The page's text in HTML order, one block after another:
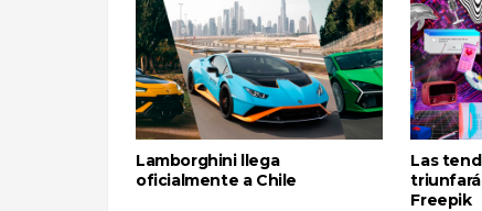
Lamborghini llega
oficialmente a Chile
Las
Freepik